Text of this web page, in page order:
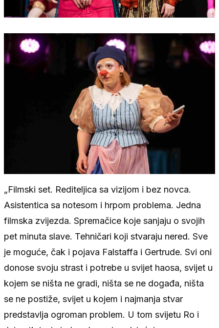
„Filmski set. Rediteljica sa vizijom i bez novca.
Asistentica sa notesom i hrpom problema. Jedna
filmska zvijezda. Spremačice koje sanjaju o svojih
pet minuta slave. Tehničari koji stvaraju nered. Sve
je moguće, čak i pojava Falstaffa i Gertrude. Svi oni
donose svoju strast i potrebe u svijet haosa, svijet u
kojem se ništa ne gradi, ništa se ne događa, ništa
se ne postiže, svijet u kojem i najmanja stvar
predstavlja ogroman problem. U tom svijetu Ro i